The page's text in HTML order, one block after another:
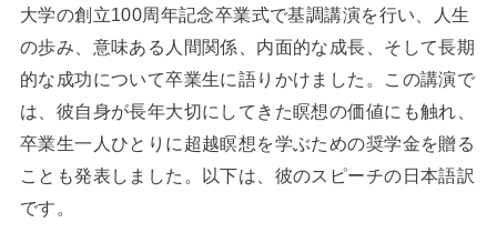
大学の創立100周年記念卒業式で基調講演を行い、人生
の歩み、意味ある人間関係、内面的な成長、そして長期
的な成功について卒業生に語りかけました。この講演で
は、彼自身が長年大切にしてきた瞑想の価値にも触れ、
卒業生一人ひとりに超越瞑想を学ぶための奨学金を贈る
ことも発表しました。以下は、彼のスピーチの日本語訳
です。